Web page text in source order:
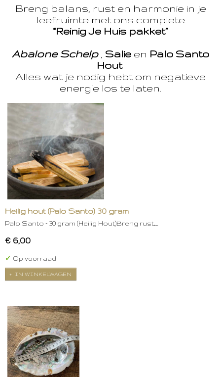
Breng balans, rust en harmonie in je
leefruimte met ons complete
“Reinig Je Huis pakket”
Abalone Schelp, Salie en Palo Santo
Hout
Alles wat je nodig hebt om negatieve
energie los te laten.
Heilig hout (Palo Santo) 30 gram
Palo Santo – 30 gram (Heilig Hout)Breng rust,…
€ 6,00
✓ Op voorraad
IN WINKELWAGEN